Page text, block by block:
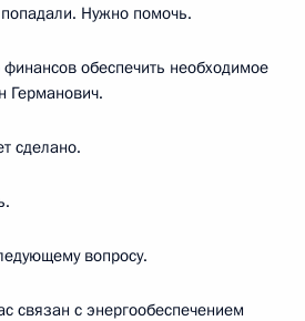
Нужно помочь.
обеспечить необходимое
Германович.
сделано.
вопросу.
связан с энергообеспечением